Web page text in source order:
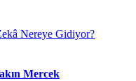
Mercek